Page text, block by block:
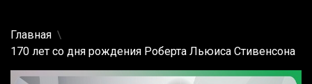
Главная
170 лет со дня рождения Роберта Льюиса Стивенсона